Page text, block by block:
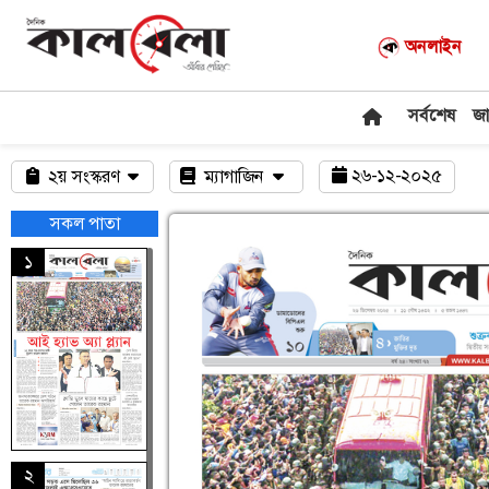
অনলাইন
সর্বশেষ
২য় সংস্করণ
সকল পাতা
১
২
ম্যাগাজিন ২৬-১২-২০২৫